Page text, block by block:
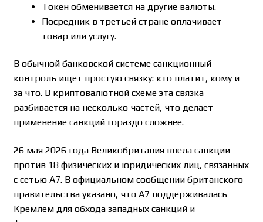
Токен обменивается на другие валюты.
Посредник в третьей стране оплачивает
товар или услугу.
В обычной банковской системе санкционный
контроль ищет простую связку: кто платит, кому и
за что. В криптовалютной схеме эта связка
разбивается на несколько частей, что делает
применение санкций гораздо сложнее.
26 мая 2026 года Великобритания ввела санкции
против 18 физических и юридических лиц, связанных
с сетью A7. В официальном сообщении британского
правительства указано, что A7 поддерживалась
Кремлем для обхода западных санкций и